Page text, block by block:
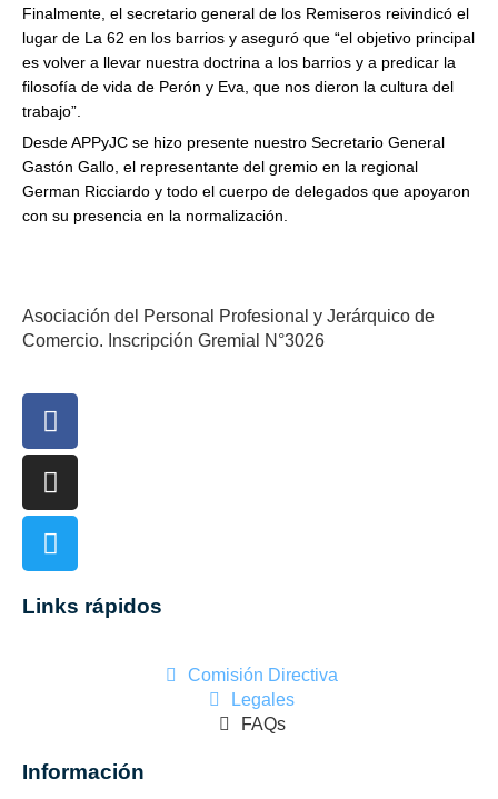
Finalmente, el secretario general de los Remiseros reivindicó el
lugar de La 62 en los barrios y aseguró que “el objetivo principal
es volver a llevar nuestra doctrina a los barrios y a predicar la
filosofía de vida de Perón y Eva, que nos dieron la cultura del
trabajo”.
Desde APPyJC se hizo presente nuestro Secretario General
Gastón Gallo, el representante del gremio en la regional
German Ricciardo y todo el cuerpo de delegados que apoyaron
con su presencia en la normalización.
Asociación del Personal Profesional y Jerárquico de
Comercio. Inscripción Gremial N°3026
Links rápidos
Comisión Directiva
Legales
FAQs
Información